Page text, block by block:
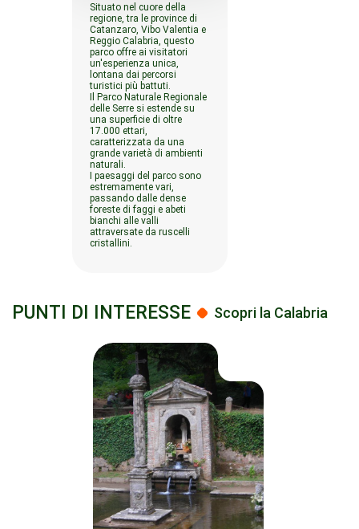
Situato nel cuore della
regione, tra le province di
Catanzaro, Vibo Valentia e
Reggio Calabria, questo
parco offre ai visitatori
un'esperienza unica,
lontana dai percorsi
turistici più battuti.
Il Parco Naturale Regionale
delle Serre si estende su
una superficie di oltre
17.000 ettari,
caratterizzata da una
grande varietà di ambienti
naturali.
I paesaggi del parco sono
estremamente vari,
passando dalle dense
foreste di faggi e abeti
bianchi alle valli
attraversate da ruscelli
cristallini.
PUNTI DI INTERESSE Scopri la Calabria